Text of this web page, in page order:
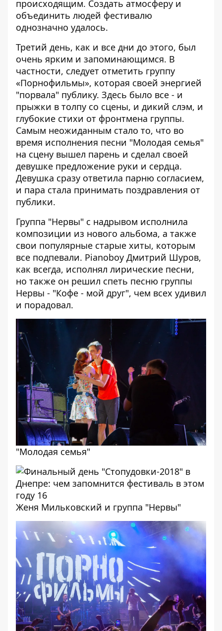
происходящим. Создать атмосферу и
объединить людей фестивалю
однозначно удалось.
Третий день, как и все дни до этого, был
очень ярким и запоминающимся. В
частности, следует отметить группу
«Порнофильмы», которая своей энергией
"порвала" публику. Здесь было все - и
прыжки в толпу со сцены, и дикий слэм, и
глубокие стихи от фронтмена группы.
Самым неожиданным стало то, что во
время исполнения песни "Молодая семья"
на сцену вышел парень и сделал своей
девушке предложение руки и сердца.
Девушка сразу ответила парню согласием,
и пара стала принимать поздравления от
публики.
Группа "Нервы" с надрывом исполнила
композиции из нового альбома, а также
свои популярные старые хиты, которым
все подпевали. Pianoboy Дмитрий Шуров,
как всегда, исполнял лирические песни,
но также он решил спеть песню группы
Нервы - "Кофе - мой друг", чем всех удивил
и порадовал.
"Молодая семья"
Женя Мильковский и группа "Нервы"